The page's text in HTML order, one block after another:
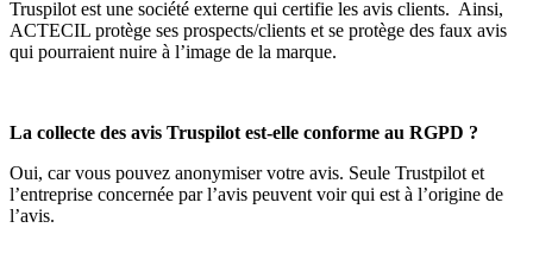
Truspilot est une société externe qui certifie les avis clients. Ainsi,
ACTECIL protège ses prospects/clients et se protège des faux avis
qui pourraient nuire à l’image de la marque.
La collecte des avis Truspilot est-elle conforme au RGPD ?
Oui, car vous pouvez anonymiser votre avis. Seule Trustpilot et
l’entreprise concernée par l’avis peuvent voir qui est à l’origine de
l’avis.